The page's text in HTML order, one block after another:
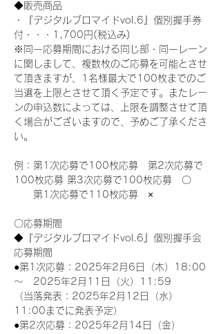
◆販売商品
・『デジタルブロマイドvol.6』個別握手券
付・・・1,700円(税込み)
※同一応募期間における同じ部・同一レーン
に関しまして、複数枚のご応募を可能とさせ
て頂きますが、1名様最大で100枚までのご
当選を上限とさせて頂く予定です。またレー
ンの申込数によっては、上限を調整させて頂
く場合がございますので、予めご了承くださ
い。
例：第1次応募で100枚応募　第2次応募で
100枚応募 第3次応募で100枚応募　〇
第1次応募で110枚応募　×
〇応募期間
◆『デジタルブロマイドvol.6』個別握手会
応募期間
●第1次応募：2025年2月6日（木）18:00
～　2025年2月11日（火）11:59
（当落発表：2025年2月12日（水）
11:00までに発表予定）
●第2次応募：2025年2月14日（金）